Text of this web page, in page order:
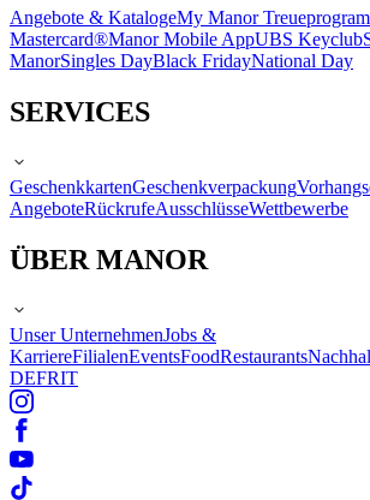
Angebote & KatalogeMy Manor
Mastercard®Manor Mobile AppUBS Keyclub
ManorSingles DayBlack FridayNational Day
SERVICES
GeschenkkartenGeschenkverpackung
AngeboteRückrufeAusschlüsseWettbewerbe
ÜBER MANOR
Unser UnternehmenJobs &
KarriereFilialenEventsFoodRestaurants
DEFRIT